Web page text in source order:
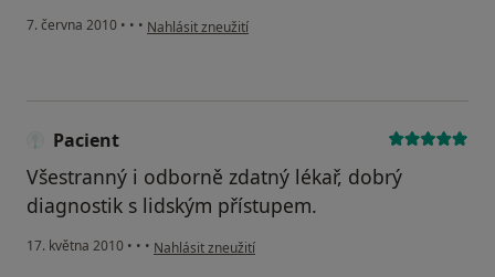
7. června 2010 • • • podle názoru uživatele Pacient
Nahlásit zneužití
Pacient
Všestranný i odborně zdatný lékař, dobrý
diagnostik s lidským přístupem.
17. května 2010 • • • podle názoru uživatele Pacient
Nahlásit zneužití